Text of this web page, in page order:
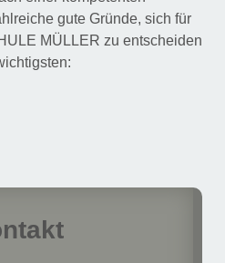
gute Gründe, sich für
MÜLLER zu entscheiden